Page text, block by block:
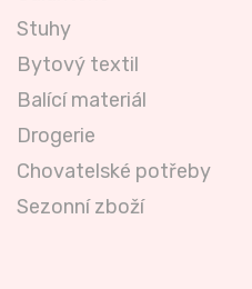
Stuhy
Bytový textil
Balící materiál
Drogerie
Chovatelské potřeby
Sezonní zboží